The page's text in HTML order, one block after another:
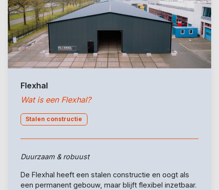
Flexhal
Wat is een Flexhal?
Stalen constructie
Duurzaam & robuust
De Flexhal heeft een stalen constructie en oogt als
een permanent gebouw, maar blijft flexibel inzetbaar.